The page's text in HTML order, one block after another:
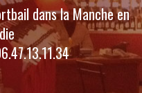
dans la Manche en